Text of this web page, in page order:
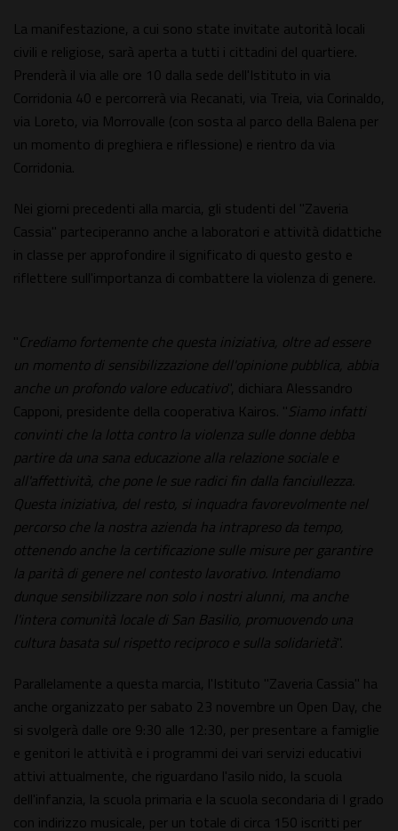
La manifestazione, a cui sono state invitate autorità locali
civili e religiose, sarà aperta a tutti i cittadini del quartiere.
Prenderà il via alle ore 10 dalla sede dell'Istituto in via
Corridonia 40 e percorrerà via Recanati, via Treia, via Corinaldo,
via Loreto, via Morrovalle (con sosta al parco della Balena per
un momento di preghiera e riflessione) e rientro da via
Corridonia.
Nei giorni precedenti alla marcia, gli studenti del "Zaveria
Cassia" parteciperanno anche a laboratori e attività didattiche
in classe per approfondire il significato di questo gesto e
riflettere sull'importanza di combattere la violenza di genere.
"Crediamo fortemente che questa iniziativa, oltre ad essere
un momento di sensibilizzazione dell'opinione pubblica, abbia
anche un profondo valore educativo", dichiara Alessandro
Capponi, presidente della cooperativa Kairos. "Siamo infatti
convinti che la lotta contro la violenza sulle donne debba
partire da una sana educazione alla relazione sociale e
all'affettività, che pone le sue radici fin dalla fanciullezza.
Questa iniziativa, del resto, si inquadra favorevolmente nel
percorso che la nostra azienda ha intrapreso da tempo,
ottenendo anche la certificazione sulle misure per garantire
la parità di genere nel contesto lavorativo. Intendiamo
dunque sensibilizzare non solo i nostri alunni, ma anche
l'intera comunità locale di San Basilio, promuovendo una
cultura basata sul rispetto reciproco e sulla solidarietà".
Parallelamente a questa marcia, l'Istituto "Zaveria Cassia" ha
anche organizzato per sabato 23 novembre un Open Day, che
si svolgerà dalle ore 9:30 alle 12:30, per presentare a famiglie
e genitori le attività e i programmi dei vari servizi educativi
attivi attualmente, che riguardano l'asilo nido, la scuola
dell'infanzia, la scuola primaria e la scuola secondaria di I grado
con indirizzo musicale, per un totale di circa 150 iscritti per